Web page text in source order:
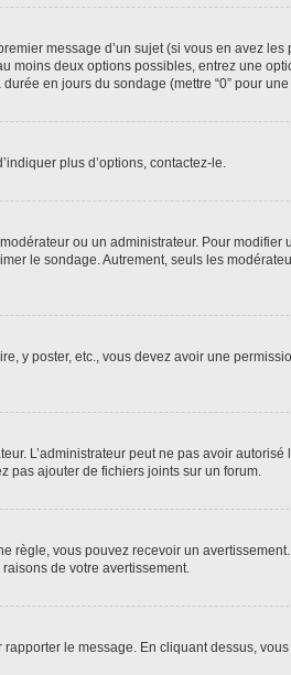
message d’un sujet (si vous en avez
moins deux options possibles, entrez une
en jours du sondage (mettre “0” pour
plus d’options, contactez-le.
ou un administrateur. Pour modifier
le sondage. Autrement, seuls les
y poster, etc., vous devez avoir une
L’administrateur peut ne pas avoir
pas ajouter de fichiers joints sur un forum.
vous pouvez recevoir un
de votre avertissement.
le message. En cliquant dessus,